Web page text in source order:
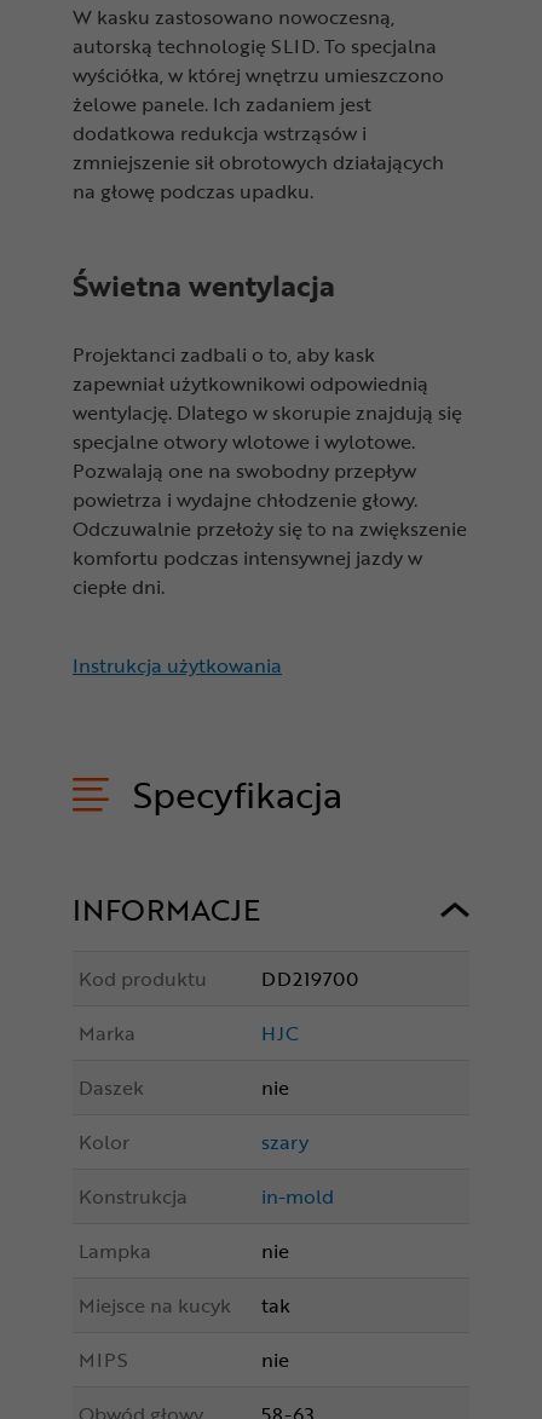
W kasku zastosowano nowoczesną,
autorską technologię SLID. To specjalna
wyściółka, w której wnętrzu umieszczono
żelowe panele. Ich zadaniem jest
dodatkowa redukcja wstrząsów i
zmniejszenie sił obrotowych działających
na głowę podczas upadku.
Świetna wentylacja
Projektanci zadbali o to, aby kask
zapewniał użytkownikowi odpowiednią
wentylację. Dlatego w skorupie znajdują się
specjalne otwory wlotowe i wylotowe.
Pozwalają one na swobodny przepływ
powietrza i wydajne chłodzenie głowy.
Odczuwalnie przełoży się to na zwiększenie
komfortu podczas intensywnej jazdy w
ciepłe dni.
Instrukcja użytkowania
Specyfikacja
INFORMACJE
Kod produktu
DD219700
Marka
HJC
Daszek
nie
Kolor
szary
Konstrukcja
in-mold
Lampka
nie
Miejsce na kucyk
tak
MIPS
nie